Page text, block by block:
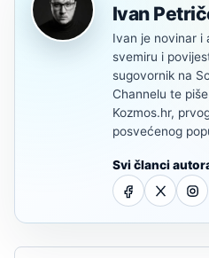
Ivan
Ivan je novinar i
svemiru i
sugovornik na
Channelu te
Kozmos.hr,
posvećenog
Svi članci